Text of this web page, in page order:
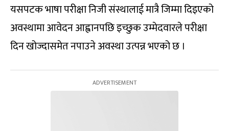
यसपटक भाषा परीक्षा निजी संस्थालाई मात्रै जिम्मा दिइएको
अवस्थामा आवेदन आह्वानपछि इच्छुक उम्मेदवारले परीक्षा
दिन खोज्दासमेत नपाउने अवस्था उत्पन्न भएको छ ।